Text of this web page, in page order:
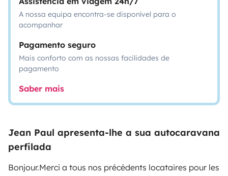
A nossa equipa encontra-se disponível para o
acompanhar
Pagamento seguro
Mais conforto com as nossas facilidades de
pagamento
Saber mais
Jean Paul apresenta-lhe a sua autocaravana
perfilada
Bonjour.Merci a tous nos précédents locataires pour les